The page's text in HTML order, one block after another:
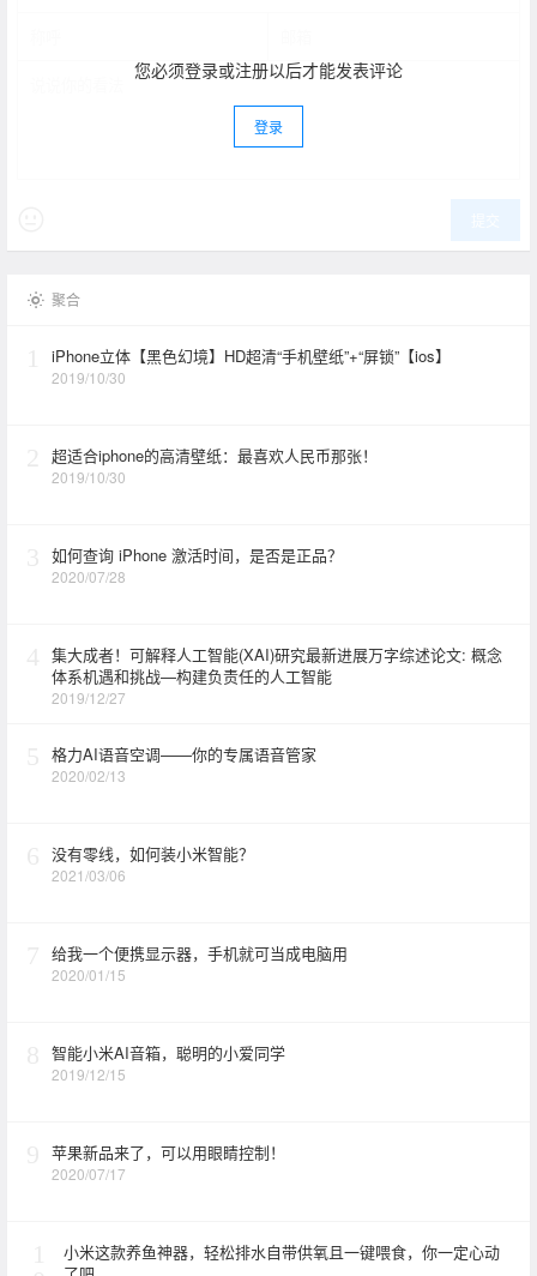
您必须登录或注册以后才能发表评论
登录
聚合
iPhone立体【黑色幻境】HD超清“手机壁纸”+“屏锁”【ios】
2019/10/30
超适合iphone的高清壁纸：最喜欢人民币那张！
2019/10/30
如何查询 iPhone 激活时间，是否是正品？
2020/07/28
集大成者！可解释人工智能(XAI)研究最新进展万字综述论文: 概念
体系机遇和挑战—构建负责任的人工智能
2019/12/27
格力AI语音空调——你的专属语音管家
2020/02/13
没有零线，如何装小米智能？
2021/03/06
给我一个便携显示器，手机就可当成电脑用
2020/01/15
智能小米AI音箱，聪明的小爱同学
2019/12/15
苹果新品来了，可以用眼睛控制！
2020/07/17
小米这款养鱼神器，轻松排水自带供氧且一键喂食，你一定心动